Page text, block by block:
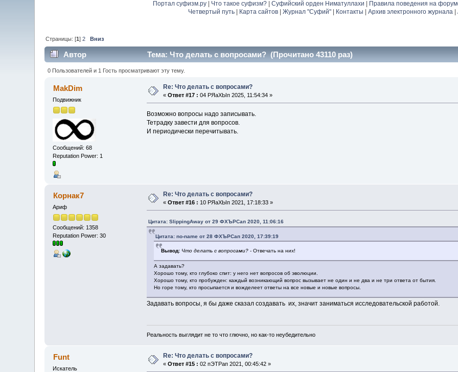
Портал суфизм.ру Что такое суфизм? Суфийский орден Ниматуллахи Правила поведения на
Четвертый путь| Карта сайтов| Журнал "Суфий"| Контакты Архив электронного журнала|
Страницы: [1]2 Вниз
Автор Тема: Что делать с вопросами? (Прочитано 43110 раз)
0 Пользователей и 1 Гость просматривают эту тему.
MakDim
Подвижник
Сообщений: 68
Reputation Power: 1
Re: Что делать с вопросами?
«Ответ #17 : 04 РЯаХЫп 2025, 11:54:34 »
Возможно вопросы надо записывать.
Тетрадку завести для вопросов.
И периодически перечитывать.
Корнак7
Ариф
Сообщений: 1358
Reputation Power: 30
Re: Что делать с вопросами?
«Ответ #16 : 10 РЯаХЫп 2021, 17:18:33 »
Цитата: SlippingAway от 29 ФХЪРСап 2020, 11:06:16
Цитата: no-name от 28 ФХЪРСап 2020, 17:39:19
Вывод: Что делать с вопросами?- Отвечать на них!
А задавать?
Хорошо тому, кто глубоко спит: у него нет вопросов об эволюции.
Хорошо тому, кто пробужден: каждый возникающий вопрос вызывает не один и не два и не три ответа от бытия.
Но горе тому, кто просыпается и вожделеет ответы на все новые и новые вопросы.
Задавать вопросы, я бы даже сказал создавать их, значит заниматься исследовательской работой.
Реальность выглядит не то что глючно, но как-то неубедительно
Funt
Искатель
Re: Что делать с вопросами?
«Ответ #15 : 02 пЭТРап 2021, 00:45:42 »